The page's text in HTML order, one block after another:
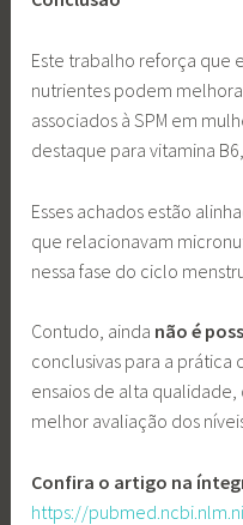
Este trabalho reforça que
nutrientes podem
associados à SPM em
destaque para vitamina
Esses achados estão
que relacionavam
nessa fase do ciclo
Contudo, ainda não é
conclusivas para a prática
ensaios de alta
melhor avaliação dos
Confira o artigo na
https://